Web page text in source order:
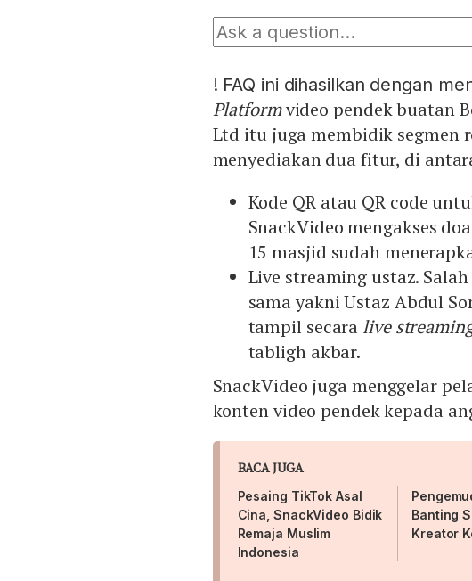
! FAQ ini dihasilkan dengan
Platformvideo pendek buatan
Ltd itu juga membidik segmen
menyediakan dua fitur, di
Kode QR atau QR code
SnackVideo mengakses
15 masjid sudah
Live streaming ustaz.
sama yakni Ustaz Abdul
tampil secara live
tabligh akbar.
SnackVideo juga menggelar
konten video pendek kepada
BACA JUGA
Pesaing TikTok Asal
Cina, SnackVideo Bidik
Remaja Muslim
Indonesia
Banting
Kreator